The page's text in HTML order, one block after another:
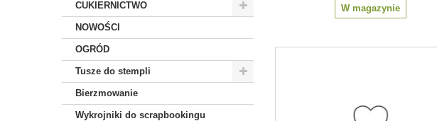
CUKIERNICTWO
NOWOŚCI
OGRÓD
Tusze do stempli
Bierzmowanie
Wykrojniki do scrapbookingu
W magazynie